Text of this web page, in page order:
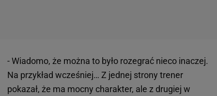
- Wiadomo, że można to było rozegrać nieco inaczej.
Na przykład wcześniej… Z jednej strony trener
pokazał, że ma mocny charakter, ale z drugiej w